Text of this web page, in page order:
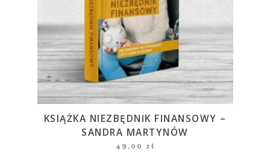
KSIĄŻKA NIEZBĘDNIK FINANSOWY –
SANDRA MARTYNÓW
49,00 zł